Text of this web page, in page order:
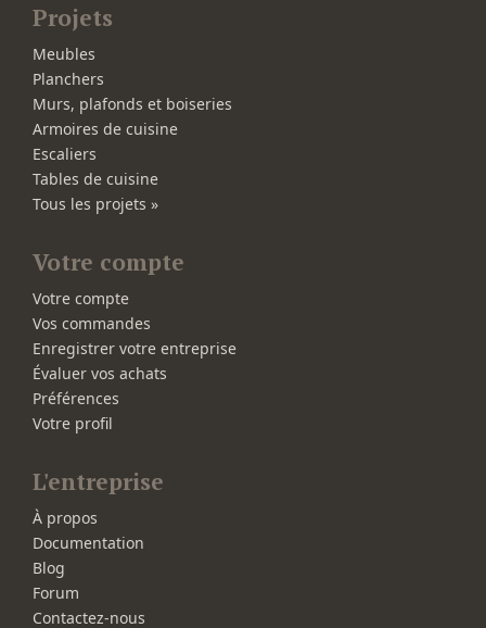
Projets
Meubles
Planchers
Murs, plafonds et boiseries
Armoires de cuisine
Escaliers
Tables de cuisine
Tous les projets »
Votre compte
Votre compte
Vos commandes
Enregistrer votre entreprise
Évaluer vos achats
Préférences
Votre profil
L'entreprise
À propos
Documentation
Blog
Forum
Contactez-nous